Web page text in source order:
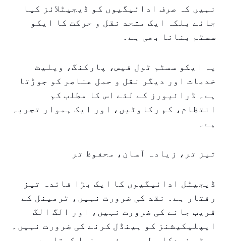
نہیں کہ صرف ادائیگیوں کو ڈیجیٹلائز کیا
جائے بلکہ ایک متحد نقل و حرکت کا ایکو
سسٹم بنانا بھی ہے۔
یہ ایکو سسٹم ٹول فیس، پارکنگ، ویلیٹ
خدمات اور دیگر نقل و حمل عناصر کو جوڑتا
ہے۔ ڈرائیورز کے لئے اس کا مطلب کم
انتظام، کم رکاوٹیں، اور ایک ہموار تجربہ
ہے۔
تیز تر، زیادہ آسان، محفوظ تر
ڈیجیٹل ادائیگیوں کا ایک بڑا فائدہ تیز
رفتار ہے۔ نقد کی ضرورت نہیں، ٹرمینل کے
قریب جانے کی ضرورت نہیں، اور الگ الگ
ایپلیکیشنز کو ہینڈل کرنے کی ضرورت نہیں۔